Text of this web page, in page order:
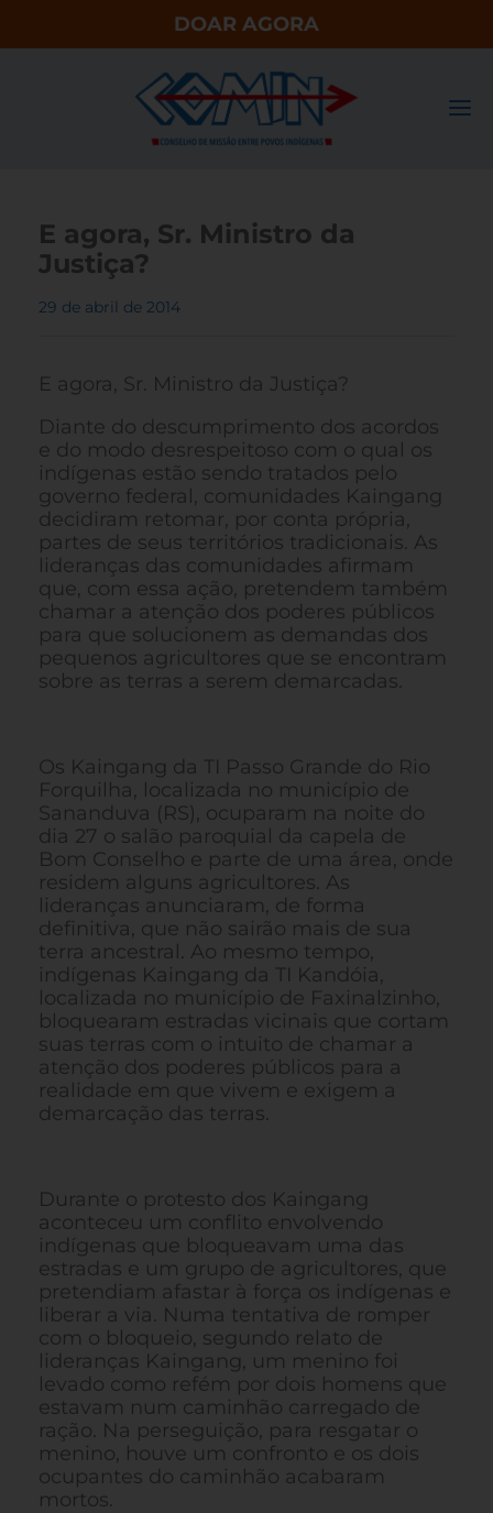
DOAR AGORA
E agora, Sr. Ministro da
Justiça?
29 de abril de 2014
E agora, Sr. Ministro da Justiça?
Diante do descumprimento dos acordos
e do modo desrespeitoso com o qual os
indígenas estão sendo tratados pelo
governo federal, comunidades Kaingang
decidiram retomar, por conta própria,
partes de seus territórios tradicionais. As
lideranças das comunidades afirmam
que, com essa ação, pretendem também
chamar a atenção dos poderes públicos
para que solucionem as demandas dos
pequenos agricultores que se encontram
sobre as terras a serem demarcadas.
Os Kaingang da TI Passo Grande do Rio
Forquilha, localizada no município de
Sananduva (RS), ocuparam na noite do
dia 27 o salão paroquial da capela de
Bom Conselho e parte de uma área, onde
residem alguns agricultores. As
lideranças anunciaram, de forma
definitiva, que não sairão mais de sua
terra ancestral. Ao mesmo tempo,
indígenas Kaingang da TI Kandóia,
localizada no município de Faxinalzinho,
bloquearam estradas vicinais que cortam
suas terras com o intuito de chamar a
atenção dos poderes públicos para a
realidade em que vivem e exigem a
demarcação das terras.
Durante o protesto dos Kaingang
aconteceu um conflito envolvendo
indígenas que bloqueavam uma das
estradas e um grupo de agricultores, que
pretendiam afastar à força os indígenas e
liberar a via. Numa tentativa de romper
com o bloqueio, segundo relato de
lideranças Kaingang, um menino foi
levado como refém por dois homens que
estavam num caminhão carregado de
ração. Na perseguição, para resgatar o
menino, houve um confronto e os dois
ocupantes do caminhão acabaram
mortos.